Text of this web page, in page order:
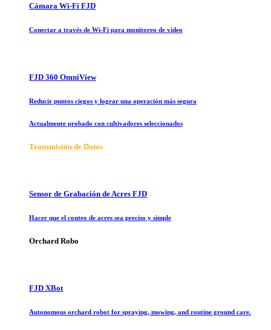
Cámara Wi-Fi FJD
Conectar a través de Wi-Fi para monitoreo de video
FJD 360 OmniView
Reducir puntos ciegos y lograr una operación más segura
Actualmente probado con cultivadores seleccionados
Transmisión de Datos
Sensor de Grabación de Acres FJD
Hacer que el conteo de acres sea preciso y simple
Orchard Robo
FJD XBot
Autonomous orchard robot for spraying, mowing, and routine ground care.